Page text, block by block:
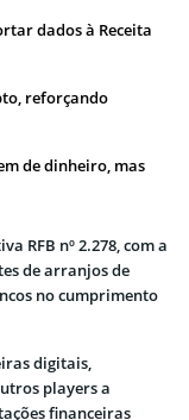
dados à Receita
reforçando
de dinheiro, mas
RFB nº 2.278, com a
de arranjos de
no cumprimento
digitais,
players a
financeiras